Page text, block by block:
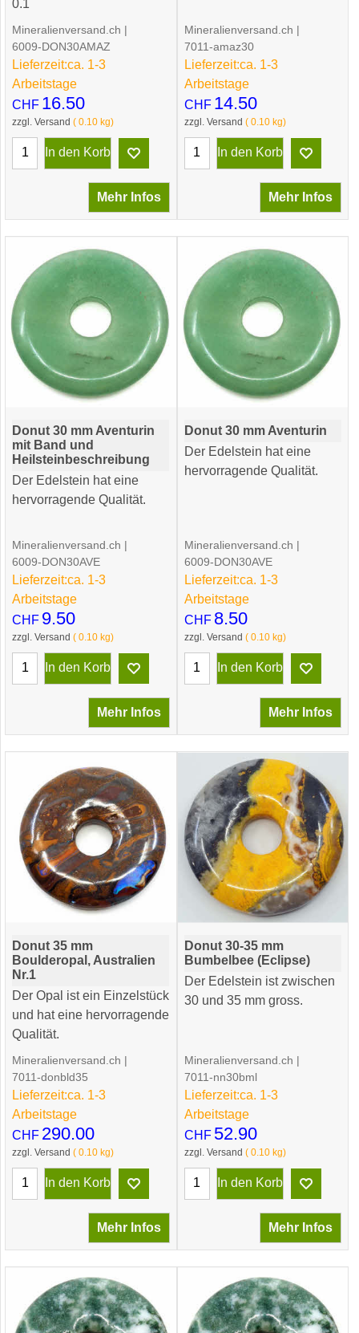
0.1
CHF 16.50
zzgl. Versand 0.10 kg
Mineralienversand.ch
6009-DON30AMAZ
Lieferzeit:ca. 1-3
Arbeitstage
In den Korb
Mehr Infos
CHF 14.50
zzgl. Versand 0.10kg
Mineralienversand.ch
7011-amaz30
Lieferzeit:ca. 1-3
Arbeitstage
In den Korb
Mehr Infos
Donut 30 mm Aventurin
mit Band und
Heilsteinbeschreibung
Der Edelstein hat eine
hervorragende Qualität.
CHF 9.50
zzgl. Versand 0.10 kg
Mineralienversand.ch
6009-DON30AVE
Lieferzeit:ca. 1-3
Arbeitstage
In den Korb
Mehr Infos
Donut 30 mm Aventurin
Der Edelstein hat eine
hervorragende Qualität.
CHF 8.50
zzgl. Versand 0.10kg
Mineralienversand.ch
6009-DON30AVE
Lieferzeit:ca. 1-3
Arbeitstage
In den Korb
Mehr Infos
Donut 35 mm
Boulderopal, Australien
Nr.1
Der Opal ist ein Einzelstück
und hat eine hervorragende
Qualität.
CHF 290.00
zzgl. Versand 0.10 kg
Mineralienversand.ch
7011-donbld35
Lieferzeit:ca. 1-3
Arbeitstage
In den Korb
Mehr Infos
Donut 30-35 mm
Bumbelbee (Eclipse)
Der Edelstein ist zwischen
30 und 35 mm gross.
CHF 52.90
zzgl. Versand 0.10kg
Mineralienversand.ch
7011-nn30bml
Lieferzeit:ca. 1-3
Arbeitstage
In den Korb
Mehr Infos